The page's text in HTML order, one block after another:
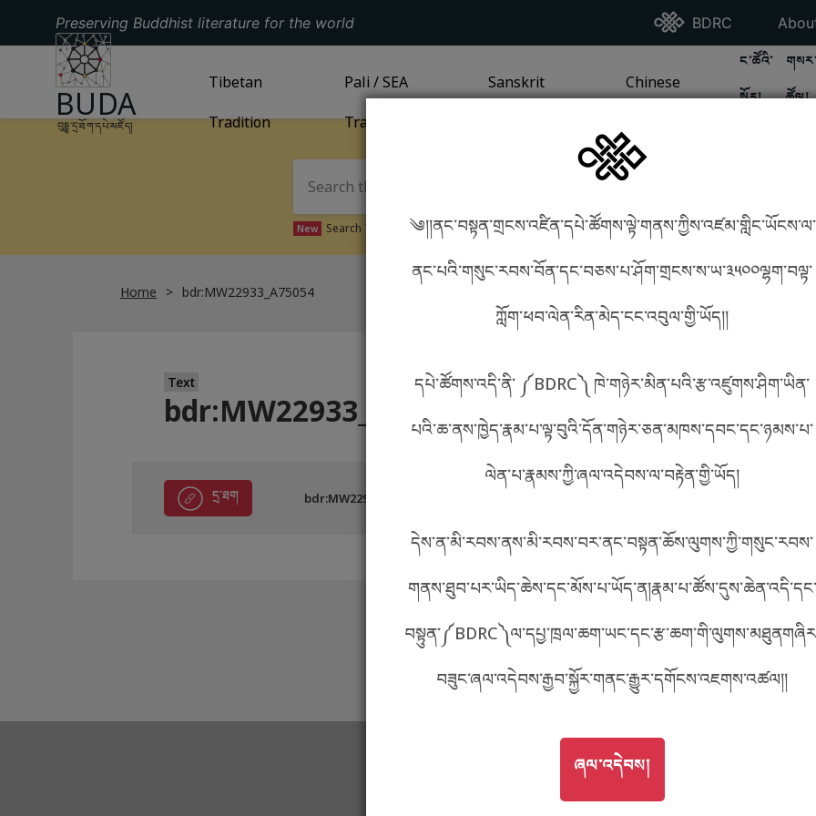
བོད་ཡིག
English
ភាសាខ្មែរ
Preserving Buddhist literature for the world Go To BDRC
BDRC Go
GO TO HOMEPAGE
BUDA
བུདྡྷ་དྲ་ཐོག་དཔེ་མཛོད།
GO TOTIBETAN TRADITIONPAGE
Tibetan
Tradition
GO TOPALI / SEA TRADITIONPAGE
Pali / SEA
Tradition
GO TOSANSKRIT TRADITION
Sanskrit
GO TOCHINESE TRADITION
Chinese
GO TO
ང་ཚོའི་
སྐོར།
GO
ཚོལ།
༄།།ནང་བསྟན་གྲངས་འཛིན་དཔེ་ཚོགས་ལྟེ་གནས་ཀྱིས་འཛམ་གླིང་ཡོངས་ལ་
ནང་པའི་གསུང་རབས་བོན་དང་བཅས་པ་ཤོག་གྲངས་ས་ཡ་༣༥༠༠ལྷག་བལྟ་
ཀློག་ཕབ་ལེན་རིན་མེད་ངང་འབུལ་གྱི་ཡོད།།
དཔེ་ཚོགས་འདི་ནི་ ༼BDRC༽ ཁེ་གཉེར་མིན་པའི་རྩ་འཛུགས་ཤིག་ཡིན་
པའི་ཆ་ནས་ཁྱེད་རྣམ་པ་ལྟ་བུའི་དོན་གཉེར་ཅན་མཁས་དབང་དང་ཉམས་པ་
ལེན་པ་རྣམས་ཀྱི་ཞལ་འདེབས་ལ་བརྟེན་གྱི་ཡོད།
དེས་ན་མི་རབས་ནས་མི་རབས་བར་ནང་བསྟན་ཆོས་ལུགས་ཀྱི་གསུང་རབས་
གནས་ཐུབ་པར་ཡིད་ཆེས་དང་མོས་པ་ཡོད་ན།རྣམ་པ་ཚོས་དུས་ཆེན་འདི་དང་
བཟུང་ཞལ་འདེབས་རྒྱབ་སྐྱོར་གནང་རྒྱུར་དགོངས་འཇགས་འཚལ།།
GO TOཞལ་འདེབས།
ཞལ་འདེབས།
New Search Tibetan in phonetics! How to find things?
Home bdr:MW22933_A75054
Text
bdr:MW22933_A75054
དྲ་ཐག bdr:MW22933_A75054 metadata ཕབ་ལེན། འདིའི་ཡོང་ཁུངས།